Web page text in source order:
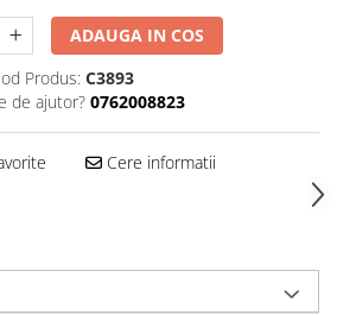
ADAUGA IN COS
Produs: C3893
de ajutor? 0762008823
Cere informatii